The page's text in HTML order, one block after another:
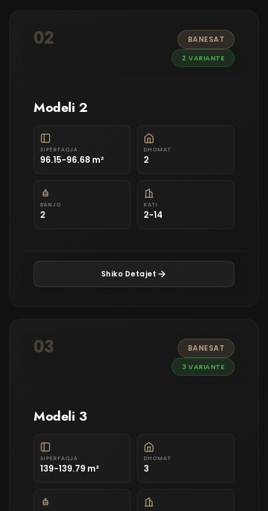
02 BANESAT
2 VARIANTE
Modeli 2
SIPËRFAQJA
96.15-96.68 m²
DHOMAT
2
BANJO
2
KATI
2-14
Shiko Detajet
03 BANESAT
3 VARIANTE
Modeli 3
SIPËRFAQJA
139-139.79 m²
DHOMAT
3